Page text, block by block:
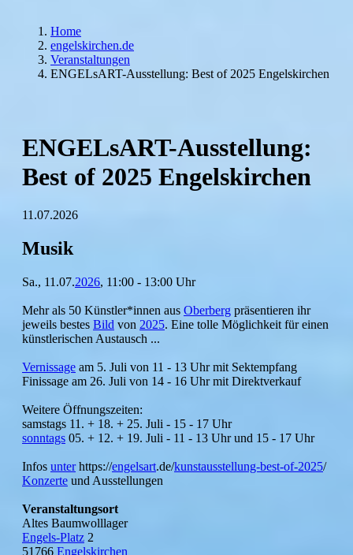
Home
engelskirchen.de
Veranstaltungen
ENGELsART-Ausstellung: Best of 2025 Engelskirchen
ENGELsART-Ausstellung:
Best of 2025 Engelskirchen
11.07.2026
Musik
Sa., 11.07.2026, 11:00 - 13:00 Uhr
Mehr als 50 Künstler*innen aus Oberberg präsentieren ihr
jeweils bestes Bild von 2025. Eine tolle Möglichkeit für einen
künstlerischen Austausch ...
Vernissage am 5. Juli von 11 - 13 Uhr mit Sektempfang
Finissage am 26. Juli von 14 - 16 Uhr mit Direktverkauf
Weitere Öffnungszeiten:
samstags 11. + 18. + 25. Juli - 15 - 17 Uhr
sonntags 05. + 12. + 19. Juli - 11 - 13 Uhr und 15 - 17 Uhr
Infos unterhttps://engelsart.de/kunstausstellung-best-of-2025/
Konzerte und Ausstellungen
Veranstaltungsort
Altes Baumwolllager
Engels-Platz 2
51766 Engelskirchen